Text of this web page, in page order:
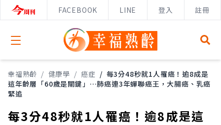
FACEBOOK LINE 登入 註冊
Open menu
幸福熟齡 / 健康學 / 癌症 / 每3分48秒就1人罹癌！逾8成是
這年齡層「60歲是關鍵」…肺癌連3年蟬聯癌王，大腸癌、乳癌
緊追
每3分48秒就1人罹癌！逾8成是這